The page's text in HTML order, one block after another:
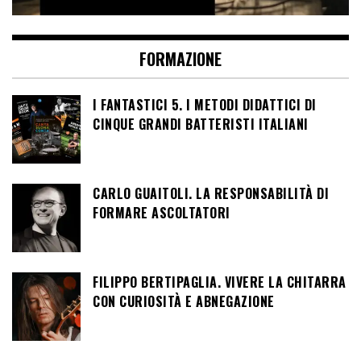
FORMAZIONE
I FANTASTICI 5. I METODI DIDATTICI DI
CINQUE GRANDI BATTERISTI ITALIANI
CARLO GUAITOLI. LA RESPONSABILITÀ DI
FORMARE ASCOLTATORI
FILIPPO BERTIPAGLIA. VIVERE LA CHITARRA
CON CURIOSITÀ E ABNEGAZIONE